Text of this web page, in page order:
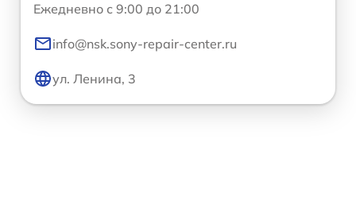
Ежедневно с 9:00 до 21:00
info@nsk.sony-repair-center.ru
ул. Ленина, 3